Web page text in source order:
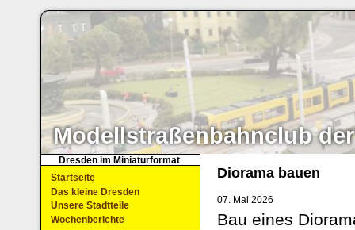
Modellstraßenbahnclub der
Diorama bauen
07. Mai 2026
Bau eines
Dresden im Miniaturformat
Startseite
Das kleine Dresden
Unsere Stadtteile
Wochenberichte